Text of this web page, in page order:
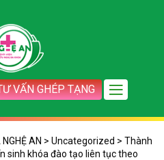
VẤN GHÉP TẠNG
AN > Uncategorized > Thành
sinh khóa đào tạo liên tục theo